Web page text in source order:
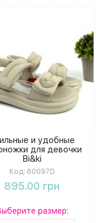
и удобные
для девочки
Bi&ki
Код: 60097D
895.00 грн
размер: